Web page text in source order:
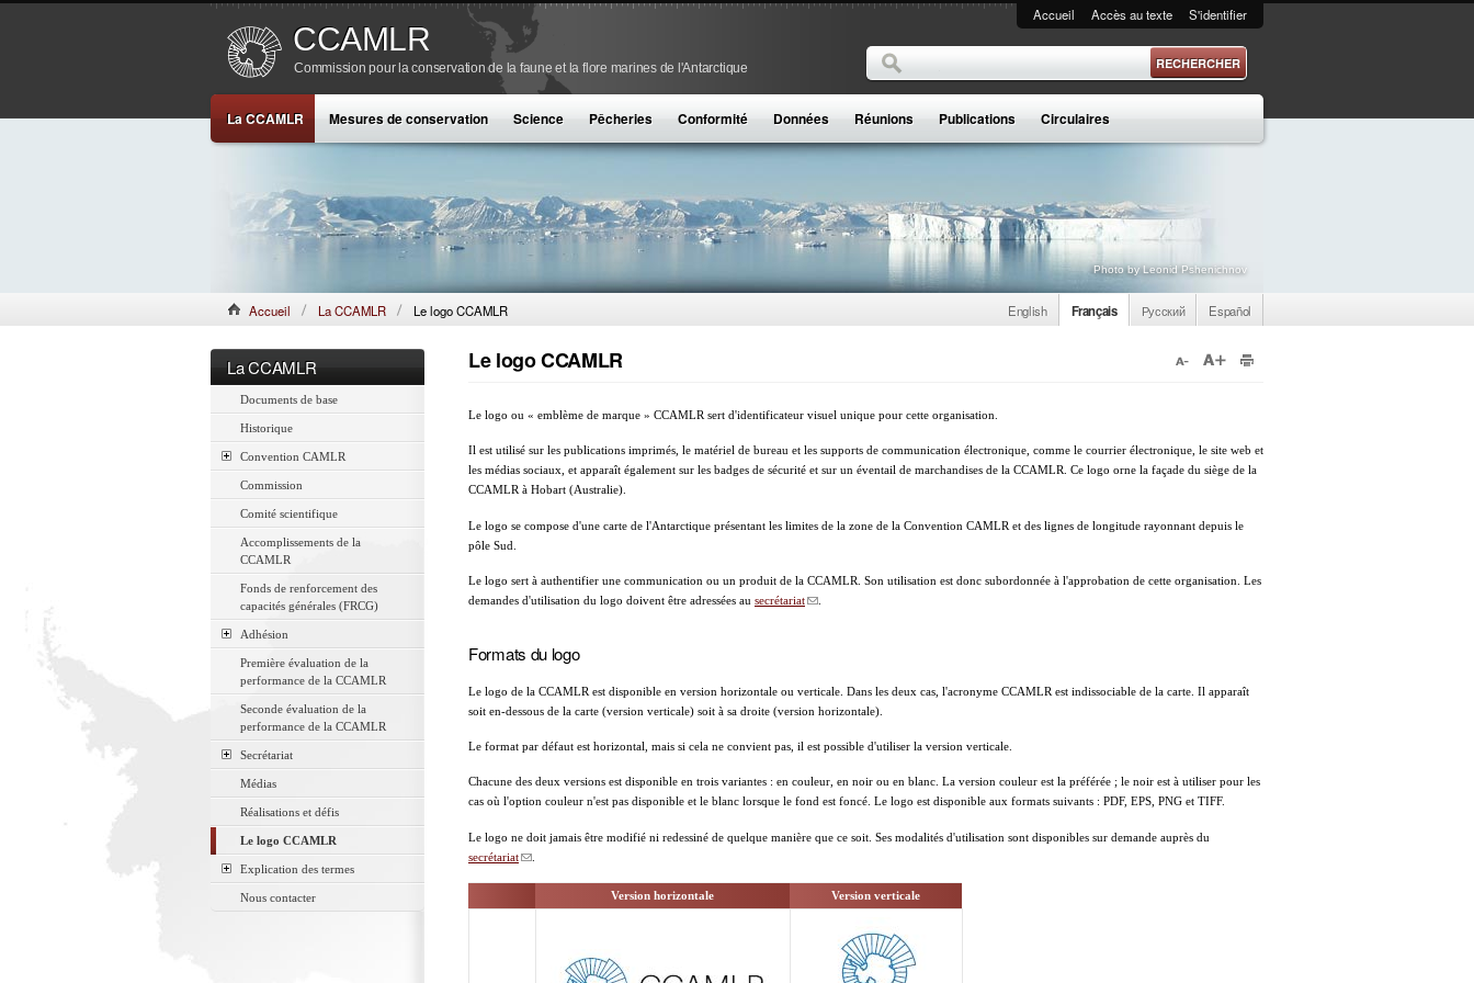
CCAMLR
Commission pour la conservation de la faune et la flore marines de l'Antarctique
Accueil Accès au texte S'identifier
Formulaire de recherche
Rechercher
La CCAMLR Mesures de conservation Science Pêcheries Conformité Données Réunions Publications Circulaires
Photo by Leonid Pshenichnov
English Français Русский Español
Accueil La CCAMLR Le logo CCAMLR
La CCAMLR
Documents de base
Historique
Convention CAMLR
Commission
Comité scientifique
Accomplissements de la
CCAMLR
Fonds de renforcement des
capacités générales (FRCG)
Adhésion
Première évaluation de la
performance de la CCAMLR
Seconde évaluation de la
performance de la CCAMLR
Secrétariat
Médias
Réalisations et défis
Le logo CCAMLR
Explication des termes
Nous contacter
Le logo CCAMLR
Le logo ou « emblème de marque » CCAMLR sert d'identificateur visuel unique pour cette organisation.
Il est utilisé sur les publications imprimés, le matériel de bureau et les supports de communication électronique, comme le courrier électronique, le site web et
les médias sociaux, et apparaît également sur les badges de sécurité et sur un éventail de marchandises de la CCAMLR. Ce logo orne la façade du siège de la
CCAMLR à Hobart (Australie).
Le logo se compose d'une carte de l'Antarctique présentant les limites de la zone de la Convention CAMLR et des lignes de longitude rayonnant depuis le
pôle Sud.
Le logo sert à authentifier une communication ou un produit de la CCAMLR. Son utilisation est donc subordonnée à l'approbation de cette organisation. Les
demandes d'utilisation du logo doivent être adressées au secrétariat
Formats du logo
Le logo de la CCAMLR est disponible en version horizontale ou verticale. Dans les deux cas, l'acronyme CCAMLR est indissociable de la carte. Il apparaît
soit en-dessous de la carte (version verticale) soit à sa droite (version horizontale).
Le format par défaut est horizontal, mais si cela ne convient pas, il est possible d'utiliser la version verticale.
Chacune des deux versions est disponible en trois variantes : en couleur, en noir ou en blanc. La version couleur est la préférée ; le noir est à utiliser pour les
cas où l'option couleur n'est pas disponible et le blanc lorsque le fond est foncé. Le logo est disponible aux formats suivants : PDF, EPS, PNG et TIFF.
Le logo ne doit jamais être modifié ni redessiné de quelque manière que ce soit. Ses modalités d'utilisation sont disponibles sur demande auprès du
secrétariat
Version horizontale Version verticale